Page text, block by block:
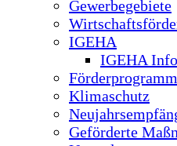
Gewerbegebiete
IGEHA
IGEHA
Klimaschutz
Geförderte